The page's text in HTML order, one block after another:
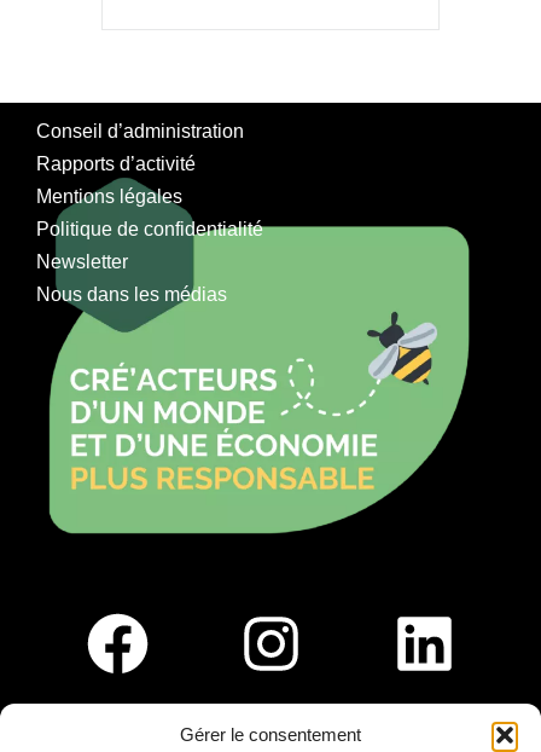
Gérer le consentement
Conseil d’administration
Rapports d’activité
Mentions légales
Politique de confidentialité
Newsletter
Nous dans les médias